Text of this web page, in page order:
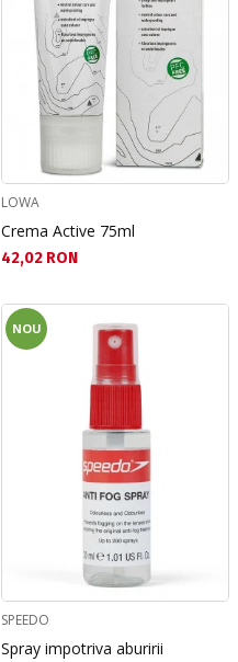
LOWA
Crema Active 75ml
Текуща цена:
42,02 RON
NOU
SPEEDO
Spray impotriva aburirii